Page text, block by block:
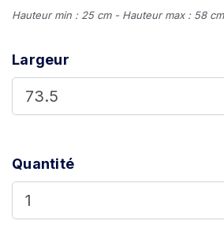
Hauteur min : 25 cm - Hauteur max : 58 cm
Largeur
Quantité